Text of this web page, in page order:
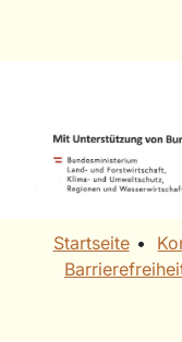
Startseite • ​